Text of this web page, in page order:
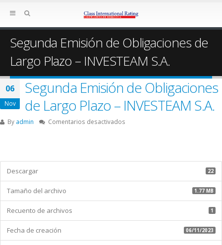
Segunda Emisión de Obligaciones de
Largo Plazo – INVESTEAM S.A.
06
Nov
Segunda Emisión de Obligaciones
de Largo Plazo – INVESTEAM S.A.
By admin Comentarios desactivados
Obligaciones
Largo
–
S.A.
Descargar 22
Tamaño del archivo 1.77 MB
Recuento de archivos 1
Fecha de creación 06/11/2023